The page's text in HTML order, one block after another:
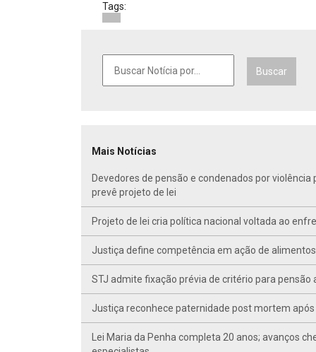
Tags:
Buscar
Mais Notícias
Devedores de pensão e condenados por
prevê projeto de lei
Projeto de lei cria política nacional voltada ao
Justiça define competência em ação de
STJ admite fixação prévia de critério para
Justiça reconhece paternidade post mortem
Lei Maria da Penha completa 20 anos; avanços